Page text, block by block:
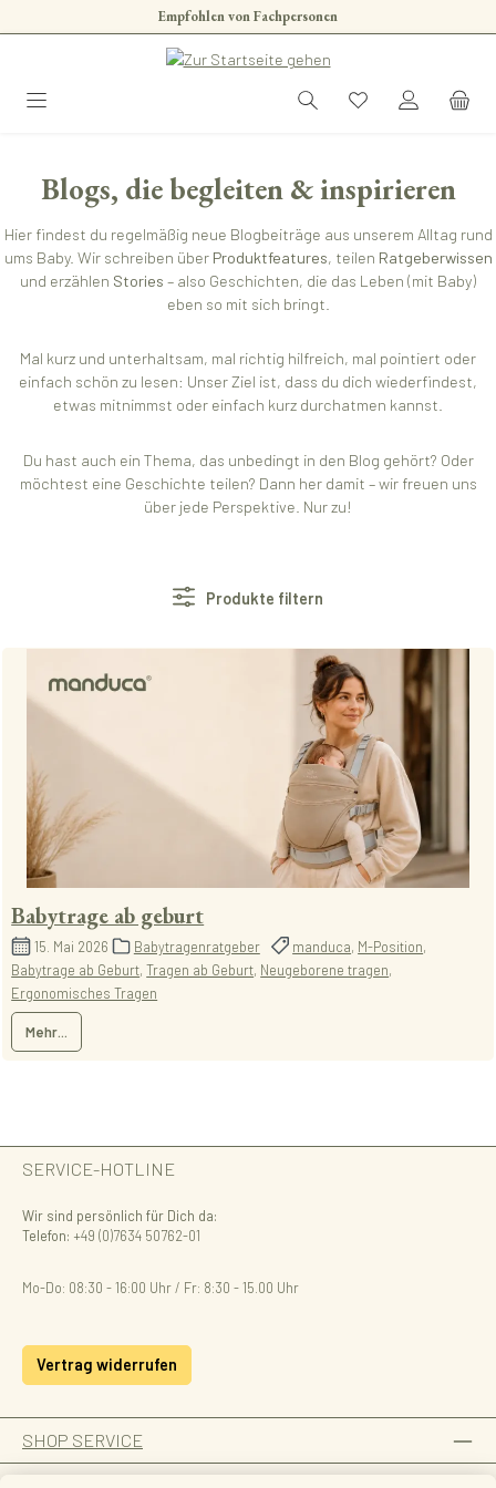
Zum Hauptinhalt springenEmpfohlen von Fachpersonen
Blogs, die begleiten & inspirieren
Hier findest du regelmäßig neue Blogbeiträge aus unserem Alltag rund
ums Baby. Wir schreiben über Produktfeatures, teilen Ratgeberwissen
und erzählen Stories – also Geschichten, die das Leben (mit Baby)
eben so mit sich bringt.
Mal kurz und unterhaltsam, mal richtig hilfreich, mal pointiert oder
einfach schön zu lesen: Unser Ziel ist, dass du dich wiederfindest,
etwas mitnimmst oder einfach kurz durchatmen kannst.
Du hast auch ein Thema, das unbedingt in den Blog gehört? Oder
möchtest eine Geschichte teilen? Dann her damit – wir freuen uns
über jede Perspektive. Nur zu!
Produkte filtern
Babytrage ab geburt
15. Mai 2026 Babytragenratgeber manduca, M-Position,
Babytrage ab Geburt,Tragen ab Geburt, Neugeborene tragen,
Ergonomisches Tragen
Mehr...
SERVICE-HOTLINE
Wir sind persönlich für Dich da:
Telefon: +49 (0)7634 50762-01
Mo-Do: 08:30 - 16:00 Uhr / Fr: 8:30 - 15.00 Uhr
Vertrag widerrufen
SHOP SERVICE